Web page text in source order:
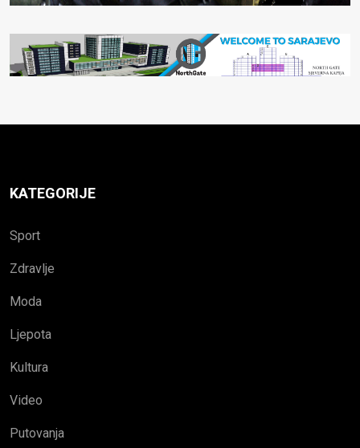
KATEGORIJE
Sport
Zdravlje
Moda
Ljepota
Kultura
Video
Putovanja